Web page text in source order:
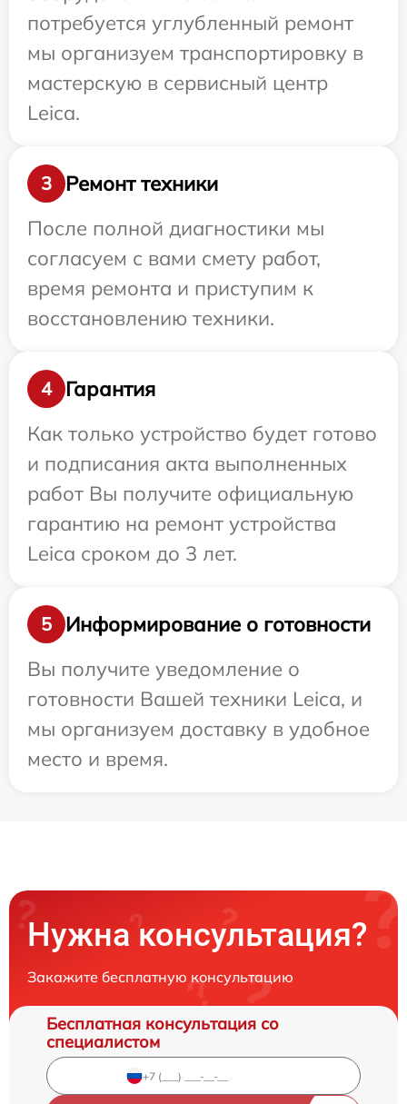
потребуется углубленный ремонт
мы организуем транспортировку в
мастерскую в сервисный центр
Leica.
3
Ремонт техники
После полной диагностики мы
согласуем с вами смету работ,
время ремонта и приступим к
восстановлению техники.
4
Гарантия
Как только устройство будет готово
и подписания акта выполненных
работ Вы получите официальную
гарантию на ремонт устройства
Leica сроком до 3 лет.
5
Информирование о готовности
Вы получите уведомление о
готовности Вашей техники Leica, и
мы организуем доставку в удобное
место и время.
Нужна консультация?
Закажите бесплатную консультацию
Бесплатная консультация со
специалистом